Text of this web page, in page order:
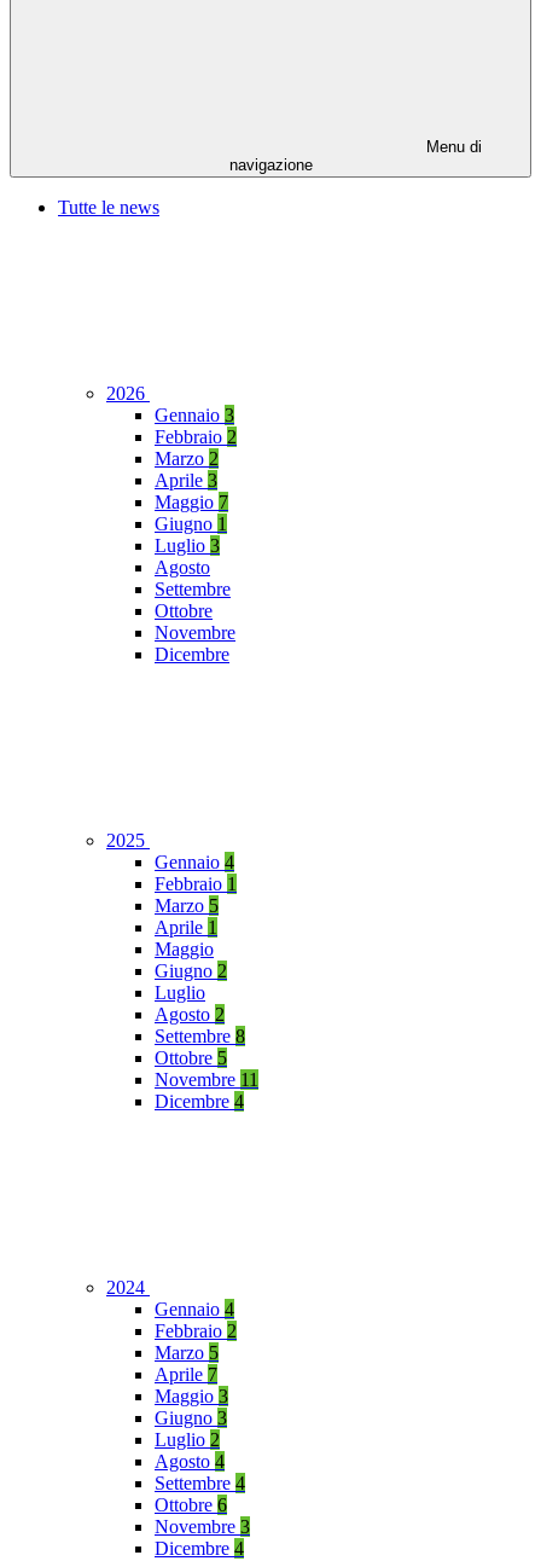
Menu di
navigazione
Tutte le news
2026
Gennaio 3
Febbraio 2
Marzo 2
Aprile 3
Maggio 7
Giugno 1
Luglio 3
Agosto
Settembre
Ottobre
Novembre
Dicembre
2025
Gennaio 4
Febbraio 1
Marzo 5
Aprile 1
Maggio
Giugno 2
Luglio
Agosto 2
Settembre 8
Ottobre 5
Novembre 11
Dicembre 4
2024
Gennaio 4
Febbraio 2
Marzo 5
Aprile 7
Maggio 3
Giugno 3
Luglio 2
Agosto 4
Settembre 4
Ottobre 6
Novembre 3
Dicembre 4